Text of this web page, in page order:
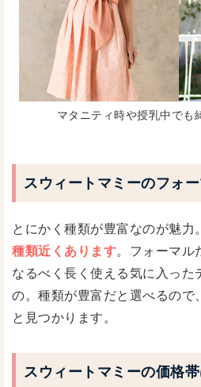
マタニティ時や授乳中でも
スウィートマミーのフォ
とにかく種類が豊富なのが魅力。
種類近くあります。フォーマル
なるべく長く使える気に入った
の。種類が豊富だと選べるので
と見つかります。
スウィートマミーの価格帯